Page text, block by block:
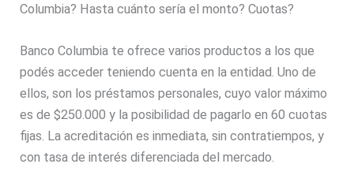
Columbia? Hasta cuánto sería el monto? Cuotas?
Banco Columbia te ofrece varios productos a los que
podés acceder teniendo cuenta en la entidad. Uno de
ellos, son los préstamos personales, cuyo valor máximo
es de $250.000 y la posibilidad de pagarlo en 60 cuotas
fijas. La acreditación es inmediata, sin contratiempos, y
con tasa de interés diferenciada del mercado.